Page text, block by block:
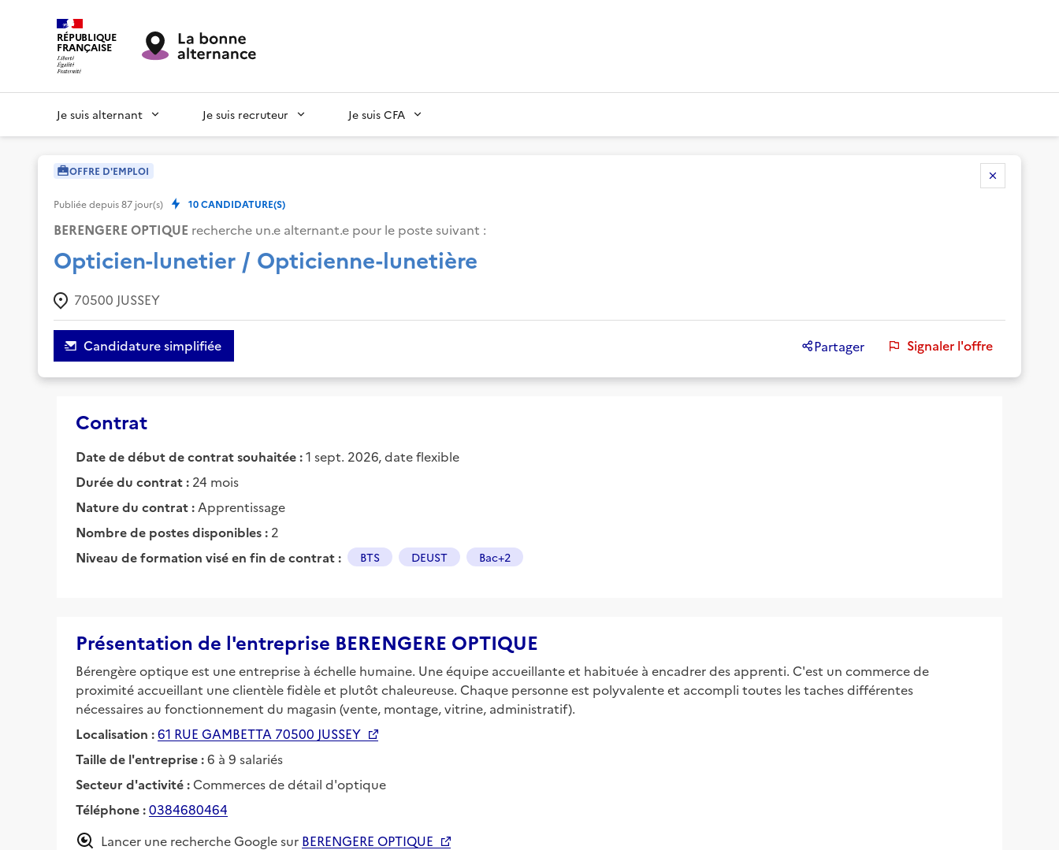
RÉPUBLIQUE
FRANÇAISE
Je suis alternant Je suis recruteur Je suis CFA
OFFRE D'EMPLOI
Publiée depuis87 jour(s) 10CANDIDATURE(S)
BERENGERE OPTIQUE recherche un.e alternant.e pour le poste suivant :
Opticien-lunetier / Opticienne-lunetière
70500 JUSSEY
Candidature simplifiée Partager Signaler l'offre
Contrat
Date de début de contrat souhaitée :1 sept. 2026, date flexible
Durée du contrat : 24 mois
Nature du contrat : Apprentissage
Nombre de postes disponibles : 2
Niveau de formation visé en fin de contrat :
BTS DEUST Bac+2
Présentation de l'entreprise BERENGERE OPTIQUE
Bérengère optique est une entreprise à échelle humaine. Une équipe accueillante et habituée à encadrer des apprenti. C'est un commerce de
proximité accueillant une clientèle fidèle et plutôt chaleureuse. Chaque personne est polyvalente et accompli toutes les taches différentes
nécessaires au fonctionnement du magasin (vente, montage, vitrine, administratif).
Localisation :61 RUE GAMBETTA 70500 JUSSEY
Taille de l'entreprise :6 à 9 salariés
Secteur d'activité : Commerces de détail d'optique
Téléphone :0384680464
Lancer une recherche Google sur BERENGERE OPTIQUE